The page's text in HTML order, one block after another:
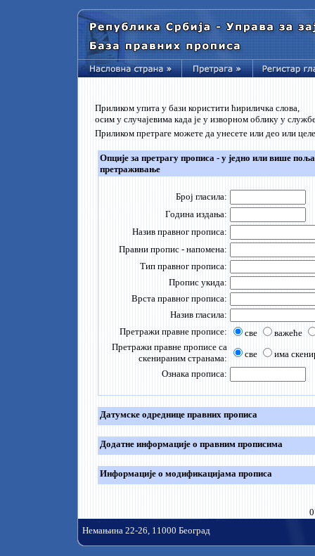
Приликом упита у бази користити ћириличка слова,
осим у случајевима када је у изворном облику у
Приликом претраге можете да унесете или део или
Опције за претрагу прописа - у једно или више
претраживање
Број гласила:
Година издања:
Назив правног прописа:
Правни пропис - напомена:
Тип правног прописа:
Пропис укида:
Врста правног прописа:
Назив гласила:
Претражи правне прописе:
све
важеће
Претражи правне прописе са
скенираним странама:
све
има
Ознака прописа:
Датумске одреднице правних прописа
Додатне информације о правним прописима
Информације о модификацијама прописа
Немањина 22-26, 11000 Београд